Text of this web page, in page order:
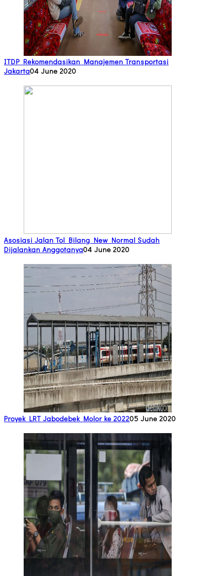
ITDP Rekomendasikan Manajemen Transportasi
Jakarta04 June 2020
Asosiasi Jalan Tol Bilang New Normal Sudah
Dijalankan Anggotanya04 June 2020
Proyek LRT Jabodebek Molor ke 202205 June 2020